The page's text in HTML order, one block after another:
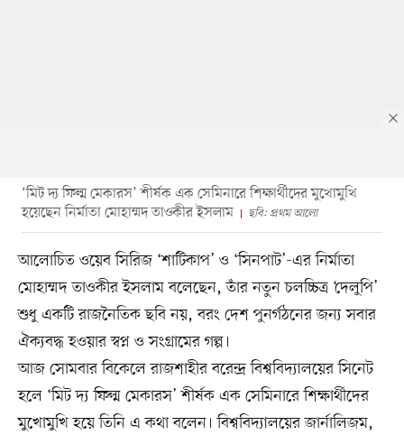
‘মিট দ্য ফিল্ম মেকারস’ শীর্ষক এক সেমিনারে শিক্ষার্থীদের মুখোমুখি
হয়েছেন নির্মাতা মোহাম্মদ তাওকীর ইসলাম
ছবি: প্রথম আলো
আলোচিত ওয়েব সিরিজ ‘শাটিকাপ’ ও ‘সিনপাট’-এর নির্মাতা
মোহাম্মদ তাওকীর ইসলাম বলেছেন, তাঁর নতুন চলচ্চিত্র ‘দেলুপি’
শুধু একটি রাজনৈতিক ছবি নয়, বরং দেশ পুনর্গঠনের জন্য সবার
ঐক্যবদ্ধ হওয়ার স্বপ্ন ও সংগ্রামের গল্প।
আজ সোমবার বিকেলে রাজশাহীর বরেন্দ্র বিশ্ববিদ্যালয়ের সিনেট
হলে ‘মিট দ্য ফিল্ম মেকারস’ শীর্ষক এক সেমিনারে শিক্ষার্থীদের
মুখোমুখি হয়ে তিনি এ কথা বলেন। বিশ্ববিদ্যালয়ের জার্নালিজম,